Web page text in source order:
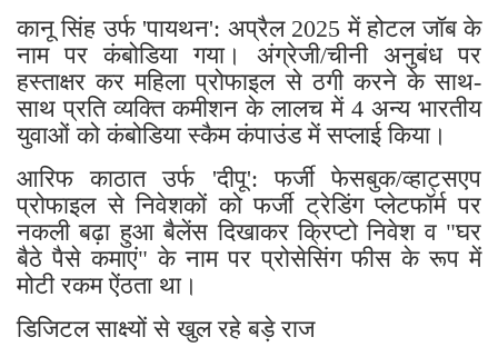
​कानू सिंह उर्फ 'पायथन': अप्रैल 2025 में होटल जॉब के
नाम पर कंबोडिया गया। अंग्रेजी/चीनी अनुबंध पर
हस्ताक्षर कर महिला प्रोफाइल से ठगी करने के साथ-
साथ प्रति व्यक्ति कमीशन के लालच में 4 अन्य भारतीय
युवाओं को कंबोडिया स्कैम कंपाउंड में सप्लाई किया।
​आरिफ काठात उर्फ 'दीपू': फर्जी फेसबुक/व्हाट्सएप
प्रोफाइल से निवेशकों को फर्जी ट्रेडिंग प्लेटफॉर्म पर
नकली बढ़ा हुआ बैलेंस दिखाकर क्रिप्टो निवेश व "घर
बैठे पैसे कमाएं" के नाम पर प्रोसेसिंग फीस के रूप में
मोटी रकम ऐंठता था।
डिजिटल साक्ष्यों से खुल रहे बड़े राज